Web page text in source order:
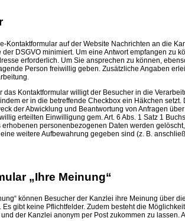
Kontaktformular auf der Website Nachrichten an die
DSGVO minimiert. Um eine Antwort empfangen zu
erforderlich. Um Sie ansprechen zu können,
Person freiwillig geben. Zusätzliche Angaben
das Kontaktformular willigt der Besucher in die
er in die betreffende Checkbox ein Häkchen setzt.
der Abwicklung und Beantwortung von Anfragen
erteilten Einwilligung gem. Art. 6 Abs. 1 Satz 1
personenbezogenen Daten werden
weitere Aufbewahrung gegeben sind (z. B.
„Ihre Meinung“
können Besucher der Kanzlei ihre Meinung über
gibt keine Pflichtfelder. Zudem besteht die
der Kanzlei anonym per Post zukommen zu lassen.